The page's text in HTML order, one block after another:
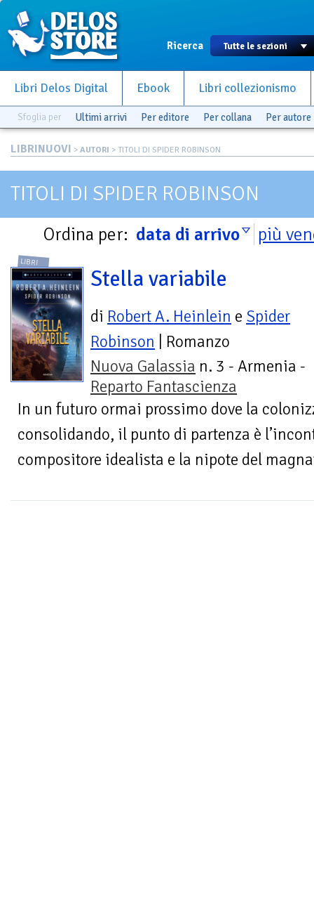
Ricerca
Libri Delos Digital Ebook Libri collezionismo
Sfoglia per Ultimi arrivi Per editore Per collana Per autore
LIBRINUOVI > AUTORI > TITOLI DI SPIDER ROBINSON
TITOLI DI SPIDER ROBINSON
Ordina per: data di arrivo più
LIBRI
Stella variabile
di Robert A. Heinlein e Spider
Robinson | Romanzo
Nuova Galassia n. 3 - Armenia -
Reparto Fantascienza
In un futuro ormai prossimo dove la
consolidando, il punto di partenza è
compositore idealista e la nipote del